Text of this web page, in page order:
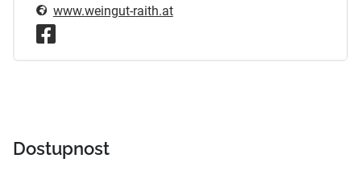
www.weingut-raith.at
Dostupnost